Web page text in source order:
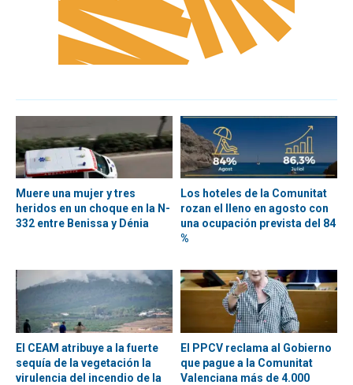
Muere una mujer y tres
heridos en un choque en la N-
332 entre Benissa y Dénia
Los hoteles de la Comunitat
rozan el lleno en agosto con
una ocupación prevista del 84
%
El CEAM atribuye a la fuerte
sequía de la vegetación la
virulencia del incendio de la
El PPCV reclama al Gobierno
que pague a la Comunitat
Valenciana más de 4.000